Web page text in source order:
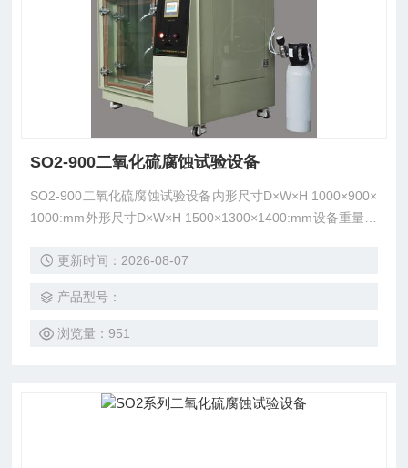
SO2-900二氧化硫腐蚀试验设备
SO2-900二氧化硫腐蚀试验设备内形尺寸D×W×H 1000×900×
1000:mm外形尺寸D×W×H 1500×1300×1400:mm设备重量：
更新时间：2026-08-07
产品型号：
浏览量：951